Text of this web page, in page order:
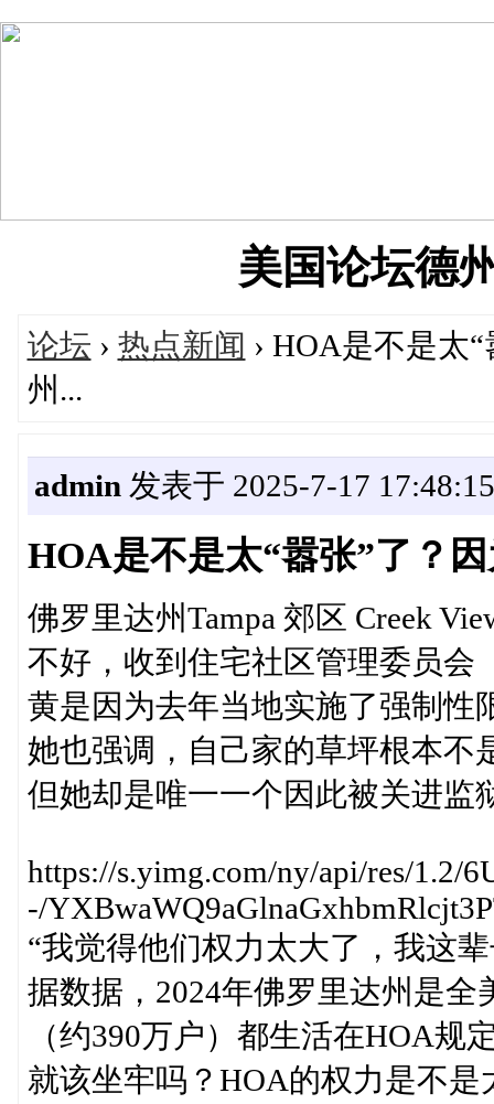
美国论坛德
论坛 › 热点新闻 › HOA是不是太
州...
admin 发表于 2025-7-17 17:48:15
HOA是不是太“嚣张”了？
佛罗里达州Tampa 郊区 Creek
不好，收到住宅社区管理委员会
黄是因为去年当地实施了强制性
她也强调，自己家的草坪根本不
但她却是唯一一个因此被关进监
https://s.yimg.com/ny/api/res/1.2/
-/
“我觉得他们权力太大了，我这
据数据，2024年佛罗里达州是
（约390万户）都生活在HOA
就该坐牢吗？HOA的权力是不